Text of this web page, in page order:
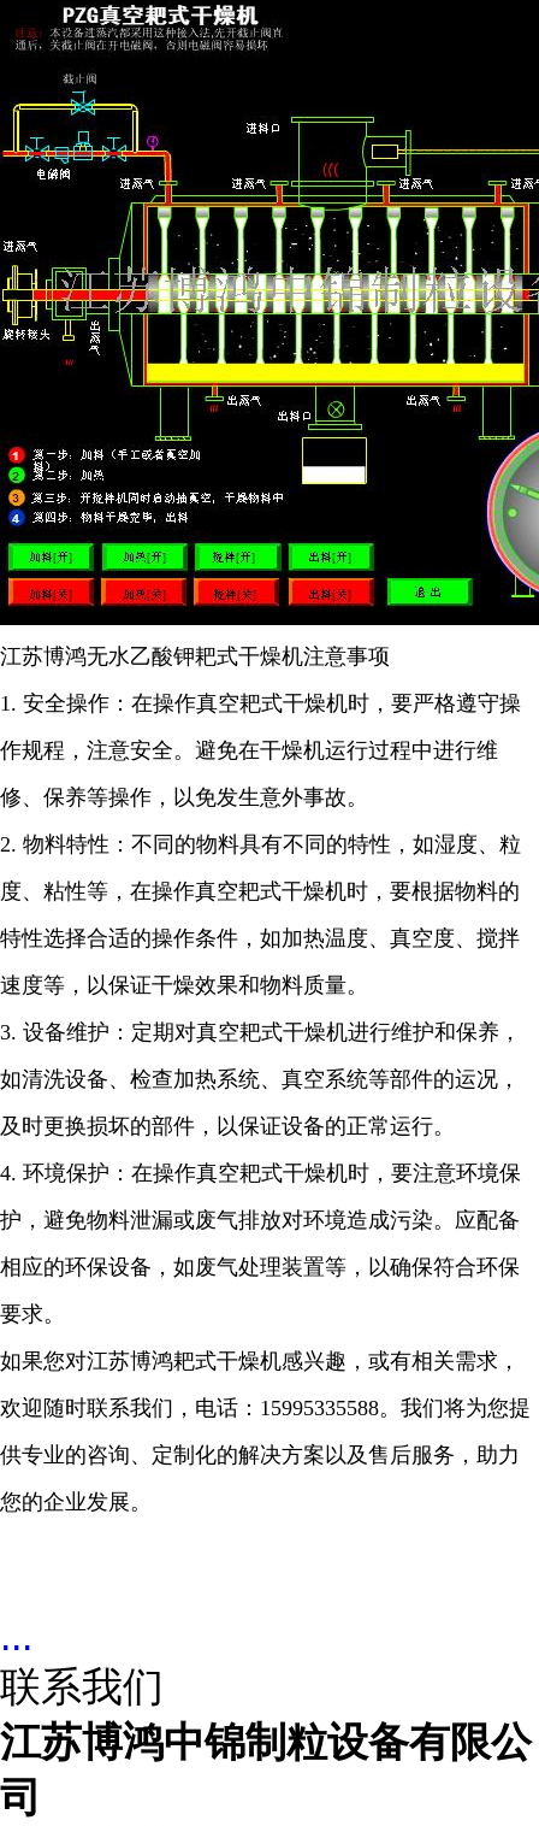
江苏博鸿无水乙酸钾耙式干燥机注意事项
1. 安全操作：在操作真空耙式干燥机时，要严格遵守操
作规程，注意安全。避免在干燥机运行过程中进行维
修、保养等操作，以免发生意外事故。
2. 物料特性：不同的物料具有不同的特性，如湿度、粒
度、粘性等，在操作真空耙式干燥机时，要根据物料的
特性选择合适的操作条件，如加热温度、真空度、搅拌
速度等，以保证干燥效果和物料质量。
3. 设备维护：定期对真空耙式干燥机进行维护和保养，
如清洗设备、检查加热系统、真空系统等部件的运况，
及时更换损坏的部件，以保证设备的正常运行。
4. 环境保护：在操作真空耙式干燥机时，要注意环境保
护，避免物料泄漏或废气排放对环境造成污染。应配备
相应的环保设备，如废气处理装置等，以确保符合环保
要求。
如果您对江苏博鸿耙式干燥机感兴趣，或有相关需求，
欢迎随时联系我们，电话： 15995335588。我们将为您提
供专业的咨询、定制化的解决方案以及售后服务，助力
您的企业发展。
...
联系我们
江苏博鸿中锦制粒设备有限公
司